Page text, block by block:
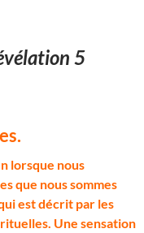
5
.
lorsque nous
que nous sommes
est décrit par les
Une sensation